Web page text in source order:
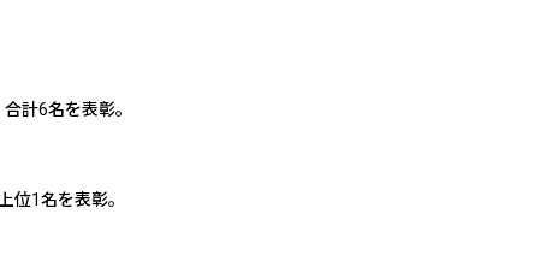
計6名を表彰。
位1名を表彰。